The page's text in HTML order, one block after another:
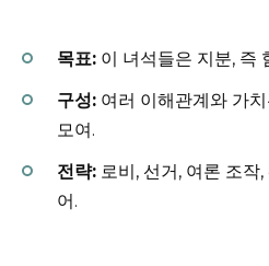
목표: 이 녀석들은 지분, 즉
구성: 여러 이해관계와 가
모여.
전략: 로비, 선거, 여론 조작
어.